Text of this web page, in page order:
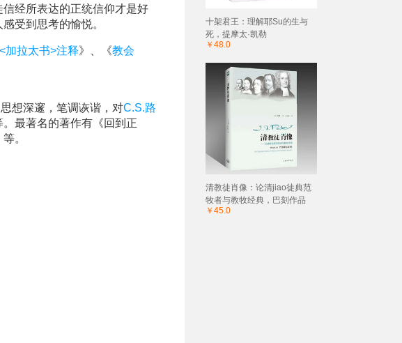
经所表达的正统信仰才是好
受到思考的愉悦。
<加拉太书>注释》、《教会
想深邃，笔调诙谐，对C.S.路
最著名的著作有《回到正
。
十架君王：理解耶Su的生与
死，提摩太·凯勒
￥48.0
清教徒肖像：论清jiao徒典范
牧者与教牧经典，巴刻作品
￥45.0